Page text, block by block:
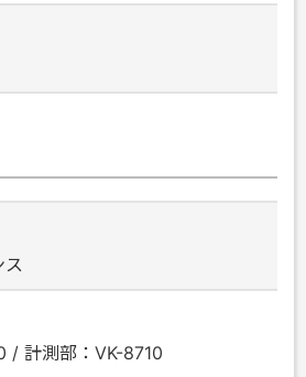
/ 計測部：VK-8710